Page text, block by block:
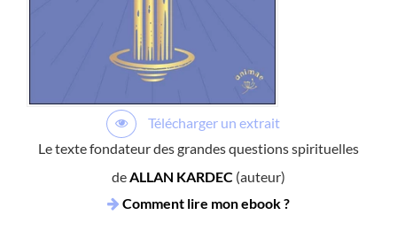
Télécharger un extrait
Le texte fondateur des grandes questions spirituelles
deALLAN KARDEC (auteur)
Comment lire mon ebook ?